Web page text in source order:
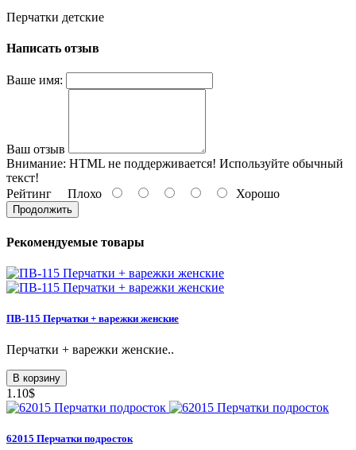
Перчатки детские
Написать отзыв
Ваше имя:
Ваш отзыв
Внимание: HTML не поддерживается! Используйте обычный
текст!
Рейтинг Плохо Хорошо
Продолжить
Рекомендуемые товары
ПВ-115 Перчатки + варежки женские
Перчатки + варежки женские..
В корзину
1.10$
62015 Перчатки подросток